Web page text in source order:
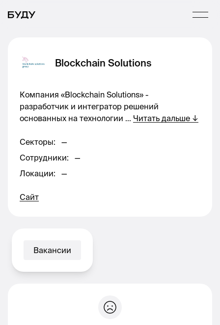
Blockchain Solutions
Компания «Blockchain Solutions» -
разработчик и интегратор решений
основанных на технологии ... Читать дальше ↓
Секторы:
—
Сотрудники:
—
Локации: —
Сайт
Вакансии